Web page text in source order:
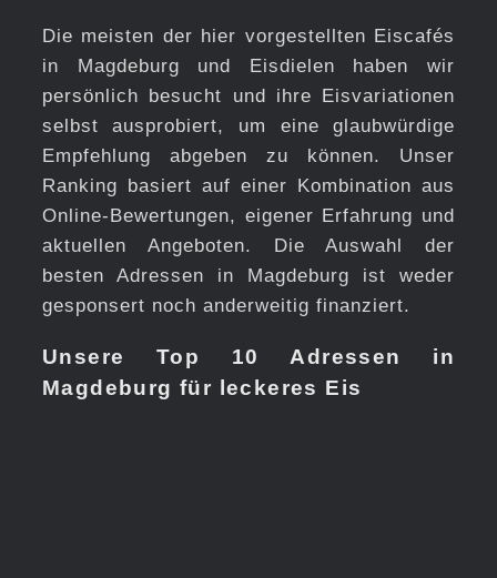
Die meisten der hier vorgestellten Eiscafés
in Magdeburg und Eisdielen haben wir
persönlich besucht und ihre Eisvariationen
selbst ausprobiert, um eine glaubwürdige
Empfehlung abgeben zu können. Unser
Ranking basiert auf einer Kombination aus
Online-Bewertungen, eigener Erfahrung und
aktuellen Angeboten. Die Auswahl der
besten Adressen in Magdeburg ist weder
gesponsert noch anderweitig finanziert.
Unsere Top 10 Adressen in
Magdeburg für leckeres Eis